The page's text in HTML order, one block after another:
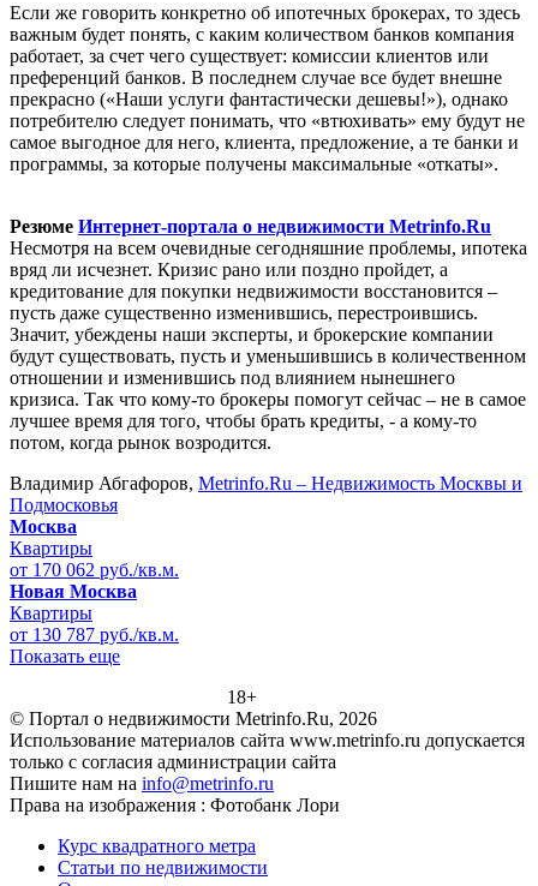
Если же говорить конкретно об ипотечных брокерах, то здесь
важным будет понять, с каким количеством банков компания
работает, за счет чего существует: комиссии клиентов или
преференций банков. В последнем случае все будет внешне
прекрасно («Наши услуги фантастически дешевы!»), однако
потребителю следует понимать, что «втюхивать» ему будут не
самое выгодное для него, клиента, предложение, а те банки и
программы, за которые получены максимальные «откаты».
Резюме Интернет-портала о недвижимости Metrinfo.Ru
Несмотря на всем очевидные сегодняшние проблемы, ипотека
вряд ли исчезнет. Кризис рано или поздно пройдет, а
кредитование для покупки недвижимости восстановится –
пусть даже существенно изменившись, перестроившись.
Значит, убеждены наши эксперты, и брокерские компании
будут существовать, пусть и уменьшившись в количественном
отношении и изменившись под влиянием нынешнего
кризиса. Так что кому-то брокеры помогут сейчас – не в самое
лучшее время для того, чтобы брать кредиты, - а кому-то
потом, когда рынок возродится.
Владимир Абгафоров, Metrinfo.Ru – Недвижимость Москвы и
Подмосковья
Москва
Квартиры
от 170 062 руб./кв.м.
Новая Москва
Квартиры
от 130 787 руб./кв.м.
Показать еще
18+
© Портал о недвижимости Metrinfo.Ru, 2026
Использование материалов сайта www.metrinfo.ru допускается
только с согласия администрации сайта
Пишите нам на info@metrinfo.ru
Права на изображения : Фотобанк Лори
Курс квадратного метра
Статьи по недвижимости